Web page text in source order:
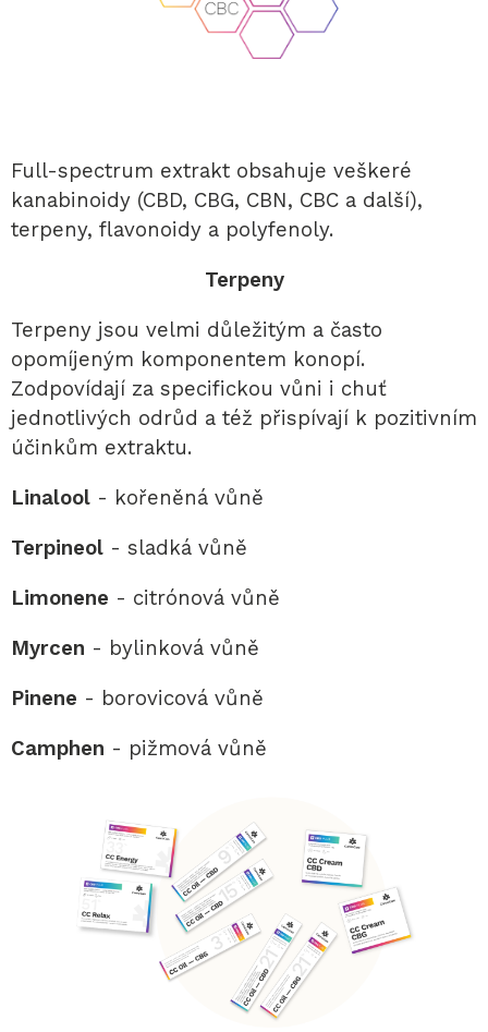
Full-spectrum extrakt obsahuje veškeré
kanabinoidy (CBD, CBG, CBN, CBC a další),
terpeny, flavonoidy a polyfenoly.
Terpeny
Terpeny jsou velmi důležitým a často
opomíjeným komponentem konopí.
Zodpovídají za specifickou vůni i chuť
jednotlivých odrůd a též přispívají k pozitivním
účinkům extraktu.
Linalool - kořeněná vůně
Terpineol - sladká vůně
Limonene - citrónová vůně
Myrcen - bylinková vůně
Pinene - borovicová vůně
Camphen - pižmová vůně